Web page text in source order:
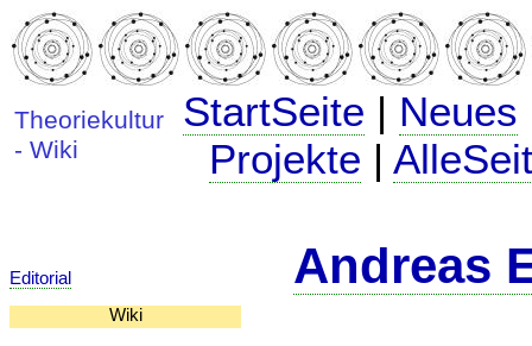
Theoriekultur
- Wiki
StartSeite | Neues
Projekte |
Editorial
Wiki
Andreas